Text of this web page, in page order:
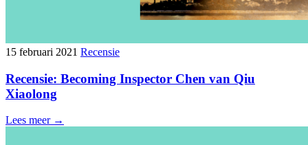
15 februari 2021 Recensie
Recensie: Becoming Inspector Chen van Qiu
Xiaolong
Lees meer →